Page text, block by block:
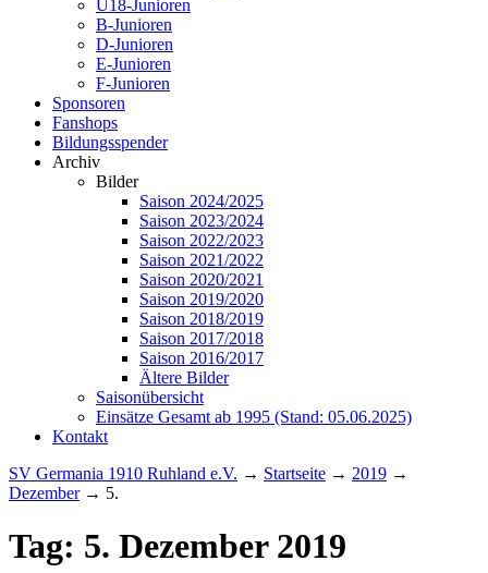
U18-Junioren
B-Junioren
D-Junioren
E-Junioren
F-Junioren
Sponsoren
Fanshops
Bildungsspender
Archiv
Bilder
Saison 2024/2025
Saison 2023/2024
Saison 2022/2023
Saison 2021/2022
Saison 2020/2021
Saison 2019/2020
Saison 2018/2019
Saison 2017/2018
Saison 2016/2017
Ältere Bilder
Saisonübersicht
Einsätze Gesamt ab 1995 (Stand: 05.06.2025)
Kontakt
SV Germania 1910 Ruhland e.V. → Startseite → 2019 →
Dezember→ 5.
Tag: 5. Dezember 2019